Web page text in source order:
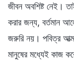
জীবন অবশিষ্ট নেই।
করার জন্য, বর্তমান
জরুরি নয়। পবিত্র আত্মা
মানুষের মধ্যেই কাজ